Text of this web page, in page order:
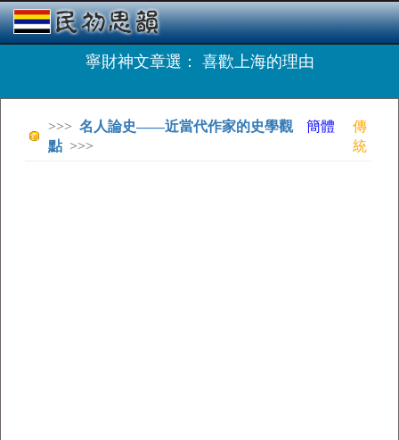
寧財神文章選： 喜歡上海的理由
>>> 名人論史——近當代作家的史學觀
點 >>>
簡體
傳
統